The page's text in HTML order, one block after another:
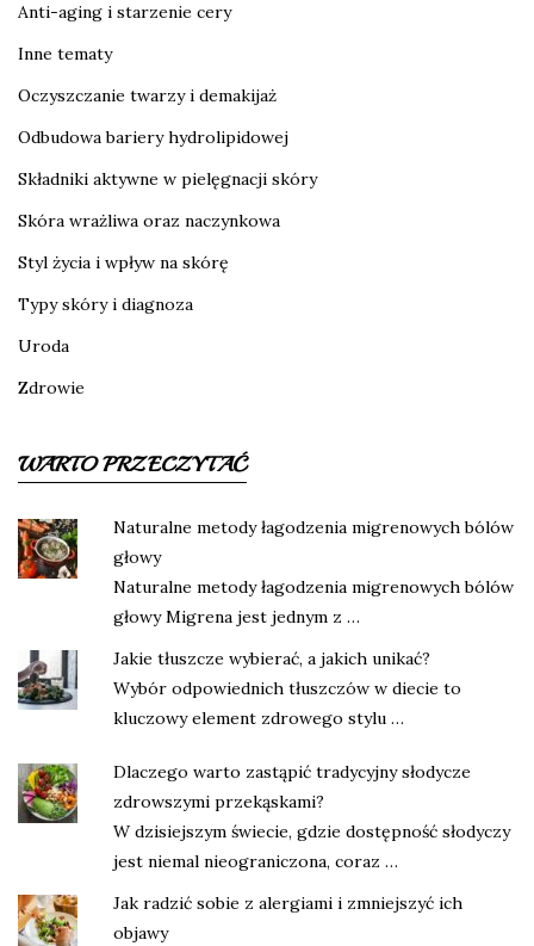
Anti-aging i starzenie cery
Inne tematy
Oczyszczanie twarzy i demakijaż
Odbudowa bariery hydrolipidowej
Składniki aktywne w pielęgnacji skóry
Skóra wrażliwa oraz naczynkowa
Styl życia i wpływ na skórę
Typy skóry i diagnoza
Uroda
Zdrowie
WARTO PRZECZYTAĆ
Naturalne metody łagodzenia migrenowych bólów
głowy
Naturalne metody łagodzenia migrenowych bólów
głowy Migrena jest jednym z …
Jakie tłuszcze wybierać, a jakich unikać?
Wybór odpowiednich tłuszczów w diecie to
kluczowy element zdrowego stylu …
Dlaczego warto zastąpić tradycyjny słodycze
zdrowszymi przekąskami?
W dzisiejszym świecie, gdzie dostępność słodyczy
jest niemal nieograniczona, coraz …
Jak radzić sobie z alergiami i zmniejszyć ich
objawy